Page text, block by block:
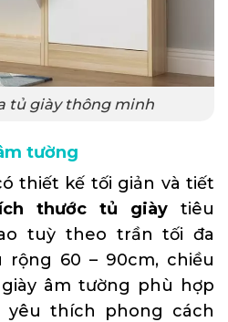
tủ giày thông minh
tường
thiết kế tối giản và tiết
thước tủ giày tiêu
tuỳ theo trần tối đa
rộng 60 – 90cm, chiều
âm tường phù hợp
yêu thích phong cách